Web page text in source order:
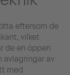
eftersom de
vilket
de en öppen
avlagringar av
med